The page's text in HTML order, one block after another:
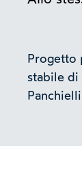
Progetto
stabile di
Panchielli